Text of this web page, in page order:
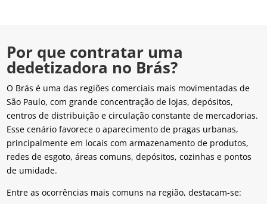
Por que contratar uma
dedetizadora no Brás?
O Brás é uma das regiões comerciais mais movimentadas de
São Paulo, com grande concentração de lojas, depósitos,
centros de distribuição e circulação constante de mercadorias.
Esse cenário favorece o aparecimento de pragas urbanas,
principalmente em locais com armazenamento de produtos,
redes de esgoto, áreas comuns, depósitos, cozinhas e pontos
de umidade.
Entre as ocorrências mais comuns na região, destacam-se: